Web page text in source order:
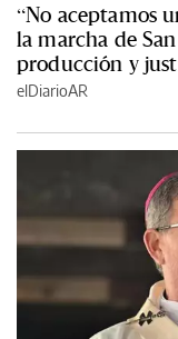
“No aceptamos
la marcha de
producción y
elDiarioAR